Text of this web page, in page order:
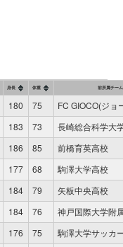
身長 体重 前所属チーム
180 75
FC GIOCO(ジョ
183 73
長崎総合科学大
186 85
前橋育英高校
177 68
駒澤大学高校
184 79
矢板中央高校
184 76
神戸国際大学附
176 75
駒澤大学サッカ